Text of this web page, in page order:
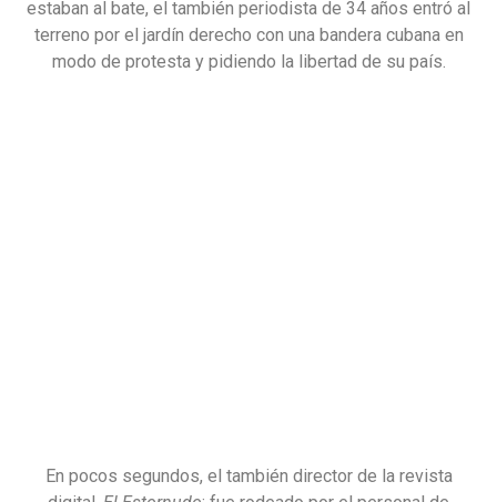
estaban al bate, el también periodista de 34 años entró al
terreno por el jardín derecho con una bandera cubana en
modo de protesta y pidiendo la libertad de su país.
En pocos segundos, el también director de la revista